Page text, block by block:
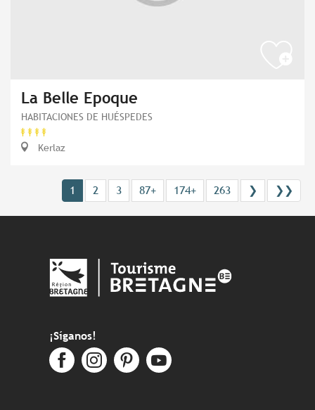
La Belle Epoque
HABITACIONES DE HUÉSPEDES
Kerlaz
1 2 3 87+ 174+ 263 ❯ ❯❯
¡Síganos!